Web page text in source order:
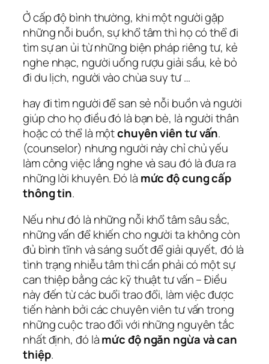
Ở cấp độ bình thường, khi một người gặp
những nỗi buồn, sự khổ tâm thì họ có thể đi
tìm sự an ủi từ những biện pháp riêng tư, kẻ
nghe nhạc, người uống rượu giải sầu, kẻ bỏ
đi du lịch, người vào chùa suy tư …
hay đi tìm người để san sẻ nỗi buồn và người
giúp cho họ điều đó là bạn bè, là người thân
hoặc có thể là mộtchuyên viên tư vấn.
(counselor) nhưng người này chỉ chủ yếu
làm công việc lắng nghe và sau đó là đưa ra
những lời khuyên. Đó là mức độ cung cấp
thông tin.
Nếu như đó là những nỗi khổ tâm sâu sắc,
những vấn để khiến cho người ta không còn
đủ bình tĩnh và sáng suốt để giải quyết, đó là
tình trạng nhiễu tâm thì cần phải có một sự
can thiệp bằng các kỹ thuật tư vấn – Điều
này đến từ các buổi trao đổi, làm việc được
tiến hành bởi các chuyên viên tư vấn trong
những cuộc trao đổi với những nguyên tắc
nhất định, đó làmức độ ngăn ngừa và can
thiệp.